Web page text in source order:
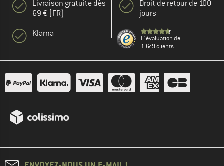
Livraison gratuite dès
69 € (FR)
Klarna
Droit de retour de 100
jours
L' évaluation de
1.679 clients